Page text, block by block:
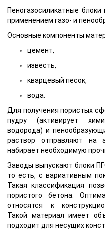
Пеногазосиликатные
применением газо- и
Основные компоненты
цемент,
известь,
кварцевый песок,
вода.
Для получения пористых
пудру (активирует
водорода) и
раствор отправляют на
набирает необходимую
Заводы выпускают блоки
то есть, с вариативным
Такая классификация
пористого бетона.
относятся к
Такой материал имеет
подходит для несущих